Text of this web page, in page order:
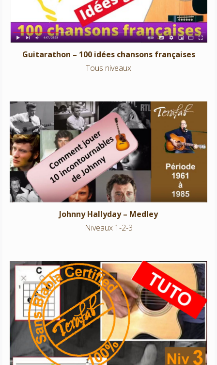
Guitarathon – 100 idées chansons françaises
Tous niveaux
Johnny Hallyday – Medley
Niveaux 1-2-3
Johnny Hallyday – Medley
Niveaux 1-2-3
Yesterday – The Beatles
Niveau 3